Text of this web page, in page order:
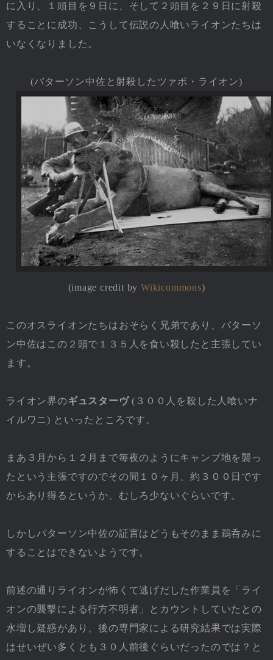
に入り、１頭目を９日に、そして２頭目を２９日に射殺
することに成功、こうして伝説の人喰いライオンたちは
いなくなりました。
(パターソン中佐と射殺したツァボ・ライオン)
(image credit by Wikicommons)
このオスライオンたちはおそらく兄弟であり、パターソ
ン中佐はこの２頭で１３５人を食い殺したと主張してい
ます。
ライオン界のギュスターヴ(３００人を殺した人喰いナ
イルワニ) といったところです。
まあ３月から１２月まで毎夜のようにキャンプ地を襲っ
たという主張ですのでその間１０ヶ月、約３００日です
からあり得るというか、むしろ少ないぐらいです。
しかしパターソン中佐の証言はどうもそのまま鵜呑みに
することはできないようです。
前述の通りライオンが怖くて逃げだした作業員を「ライ
オンの襲撃による行方不明者」とカウントしていたとの
水増し疑惑があり、後の専門家による研究結果では実際
はせいぜい多くとも３０人前後ぐらいだったのでは？と